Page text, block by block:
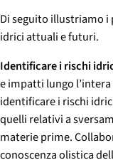
Di seguito illustriamo i
idrici attuali e futuri.
Identificare i rischi
e impatti lungo
identificare i rischi
quelli relativi a
materie prime.
conoscenza olistica